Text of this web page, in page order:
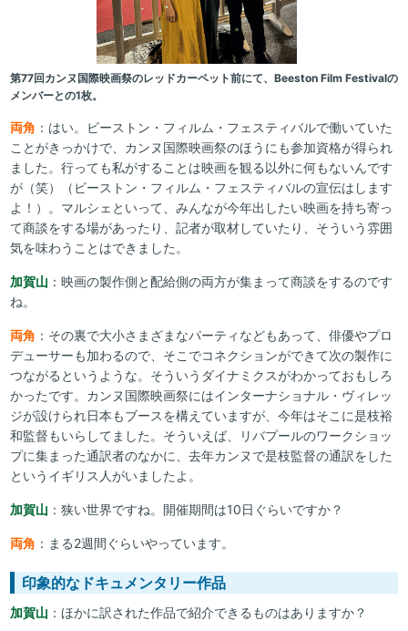
第77回カンヌ国際映画祭のレッドカーペット前にて、Beeston Film Festivalの
メンバーとの1枚。
両角 ：はい。ビーストン・フィルム・フェスティバルで働いていた
ことがきっかけで、カンヌ国際映画祭のほうにも参加資格が得られ
ました。行っても私がすることは映画を観る以外に何もないんです
が（笑）（ビーストン・フィルム・フェスティバルの宣伝はします
よ！）。マルシェといって、みんなが今年出したい映画を持ち寄っ
て商談をする場があったり、記者が取材していたり、そういう雰囲
気を味わうことはできました。
加賀山 ：映画の製作側と配給側の両方が集まって商談をするのです
ね。
両角 ：その裏で大小さまざまなパーティなどもあって、俳優やプロ
デューサーも加わるので、そこでコネクションができて次の製作に
つながるというような。そういうダイナミクスがわかっておもしろ
かったです。カンヌ国際映画祭にはインターナショナル・ヴィレッ
ジが設けられ日本もブースを構えていますが、今年はそこに是枝裕
和監督もいらしてました。そういえば、リバプールのワークショッ
プに集まった通訳者のなかに、去年カンヌで是枝監督の通訳をした
というイギリス人がいましたよ。
加賀山 ：狭い世界ですね。開催期間は10日ぐらいですか？
両角 ：まる2週間ぐらいやっています。
印象的なドキュメンタリー作品
加賀山 ：ほかに訳された作品で紹介できるものはありますか？